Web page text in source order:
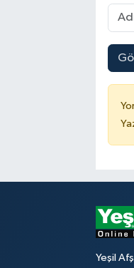
Yeşil